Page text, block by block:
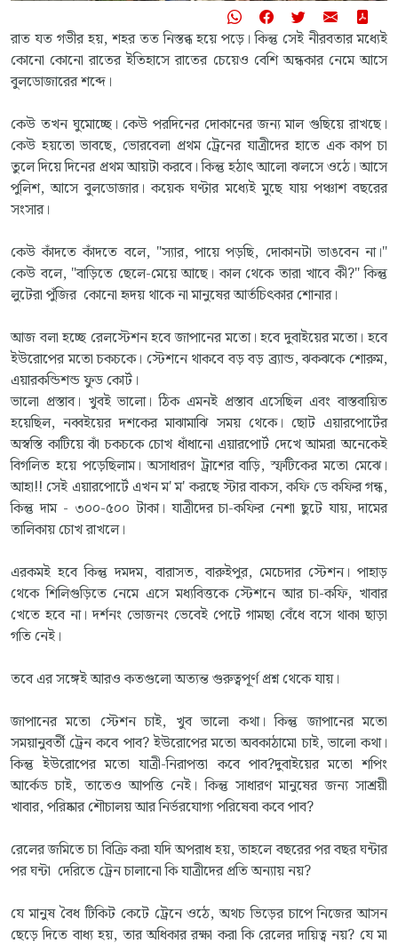
রাত যত গভীর হয়, শহর তত নিস্তব্ধ হয়ে পড়ে। কিন্তু সেই নীরবতার মধ্যেই
কোনো কোনো রাতের ইতিহাসে রাতের চেয়েও বেশি অন্ধকার নেমে আসে
বুলডোজারের শব্দে।
কেউ তখন ঘুমোচ্ছে। কেউ পরদিনের দোকানের জন্য মাল গুছিয়ে রাখছে।
কেউ হয়তো ভাবছে, ভোরবেলা প্রথম ট্রেনের যাত্রীদের হাতে এক কাপ চা
তুলে দিয়ে দিনের প্রথম আয়টা করবে। কিন্তু হঠাৎ আলো ঝলসে ওঠে। আসে
পুলিশ, আসে বুলডোজার। কয়েক ঘণ্টার মধ্যেই মুছে যায় পঞ্চাশ বছরের
সংসার।
কেউ কাঁদতে কাঁদতে বলে, "স্যার, পায়ে পড়ছি, দোকানটা ভাঙবেন না।"
কেউ বলে, "বাড়িতে ছেলে-মেয়ে আছে। কাল থেকে তারা খাবে কী?" কিন্তু
লুটেরা পুঁজির কোনো হৃদয় থাকে না মানুষের আর্তচিৎকার শোনার।
আজ বলা হচ্ছে রেলস্টেশন হবে জাপানের মতো। হবে দুবাইয়ের মতো। হবে
ইউরোপের মতো চকচকে। স্টেশনে থাকবে বড় বড় ব্র্যান্ড, ঝকঝকে শোরুম,
এয়ারকন্ডিশন্ড ফুড কোর্ট।
ভালো প্রস্তাব। খুবই ভালো। ঠিক এমনই প্রস্তাব এসেছিল এবং বাস্তবায়িত
হয়েছিল, নব্বইয়ের দশকের মাঝামাঝি সময় থেকে। ছোট এয়ারপোর্টের
অস্বস্তি কাটিয়ে ঝাঁ চকচকে চোখ ধাঁধানো এয়ারপোর্ট দেখে আমরা অনেকেই
বিগলিত হয়ে পড়েছিলাম। অসাধারণ ট্রাশের বাড়ি, স্ফটিকের মতো মেঝে।
আহা!! সেই এয়ারপোর্টে এখন ম' ম' করছে স্টার বাকস, কফি ডে কফির গন্ধ,
কিন্তু দাম - ৩০০-৫০০ টাকা। যাত্রীদের চা-কফির নেশা ছুটে যায়, দামের
তালিকায় চোখ রাখলে।
এরকমই হবে কিন্তু দমদম, বারাসত, বারুইপুর, মেচেদার স্টেশন। পাহাড়
থেকে শিলিগুড়িতে নেমে এসে মধ্যবিত্তকে স্টেশনে আর চা-কফি, খাবার
খেতে হবে না। দর্শনং ভোজনং ভেবেই পেটে গামছা বেঁধে বসে থাকা ছাড়া
গতি নেই।
তবে এর সঙ্গেই আরও কতগুলো অত্যন্ত গুরুত্বপূর্ণ প্রশ্ন থেকে যায়।
জাপানের মতো স্টেশন চাই, খুব ভালো কথা। কিন্তু জাপানের মতো
সময়ানুবর্তী ট্রেন কবে পাব? ইউরোপের মতো অবকাঠামো চাই, ভালো কথা।
কিন্তু ইউরোপের মতো যাত্রী-নিরাপত্তা কবে পাব?দুবাইয়ের মতো শপিং
আর্কেড চাই, তাতেও আপত্তি নেই। কিন্তু সাধারণ মানুষের জন্য সাশ্রয়ী
খাবার, পরিষ্কার শৌচালয় আর নির্ভরযোগ্য পরিষেবা কবে পাব?
রেলের জমিতে চা বিক্রি করা যদি অপরাধ হয়, তাহলে বছরের পর বছর ঘন্টার
পর ঘন্টা দেরিতে ট্রেন চালানো কি যাত্রীদের প্রতি অন্যায় নয়?
যে মানুষ বৈধ টিকিট কেটে ট্রেনে ওঠে, অথচ ভিড়ের চাপে নিজের আসন
ছেড়ে দিতে বাধ্য হয়, তার অধিকার রক্ষা করা কি রেলের দায়িত্ব নয়? যে মা